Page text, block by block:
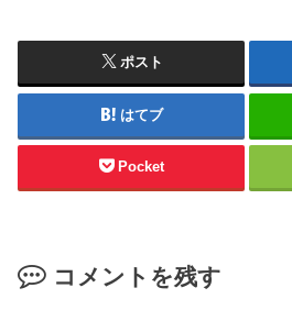
ポスト
はてブ
Pocket
コメントを残す